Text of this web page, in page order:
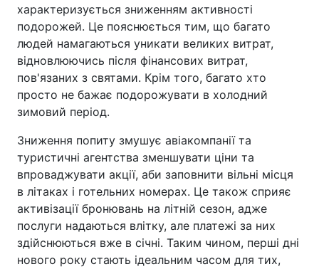
характеризується зниженням активності
подорожей. Це пояснюється тим, що багато
людей намагаються уникати великих витрат,
відновлюючись після фінансових витрат,
пов'язаних з святами. Крім того, багато хто
просто не бажає подорожувати в холодний
зимовий період.
Зниження попиту змушує авіакомпанії та
туристичні агентства зменшувати ціни та
впроваджувати акції, аби заповнити вільні місця
в літаках і готельних номерах. Це також сприяє
активізації бронювань на літній сезон, адже
послуги надаються влітку, але платежі за них
здійснюються вже в січні. Таким чином, перші дні
нового року стають ідеальним часом для тих,